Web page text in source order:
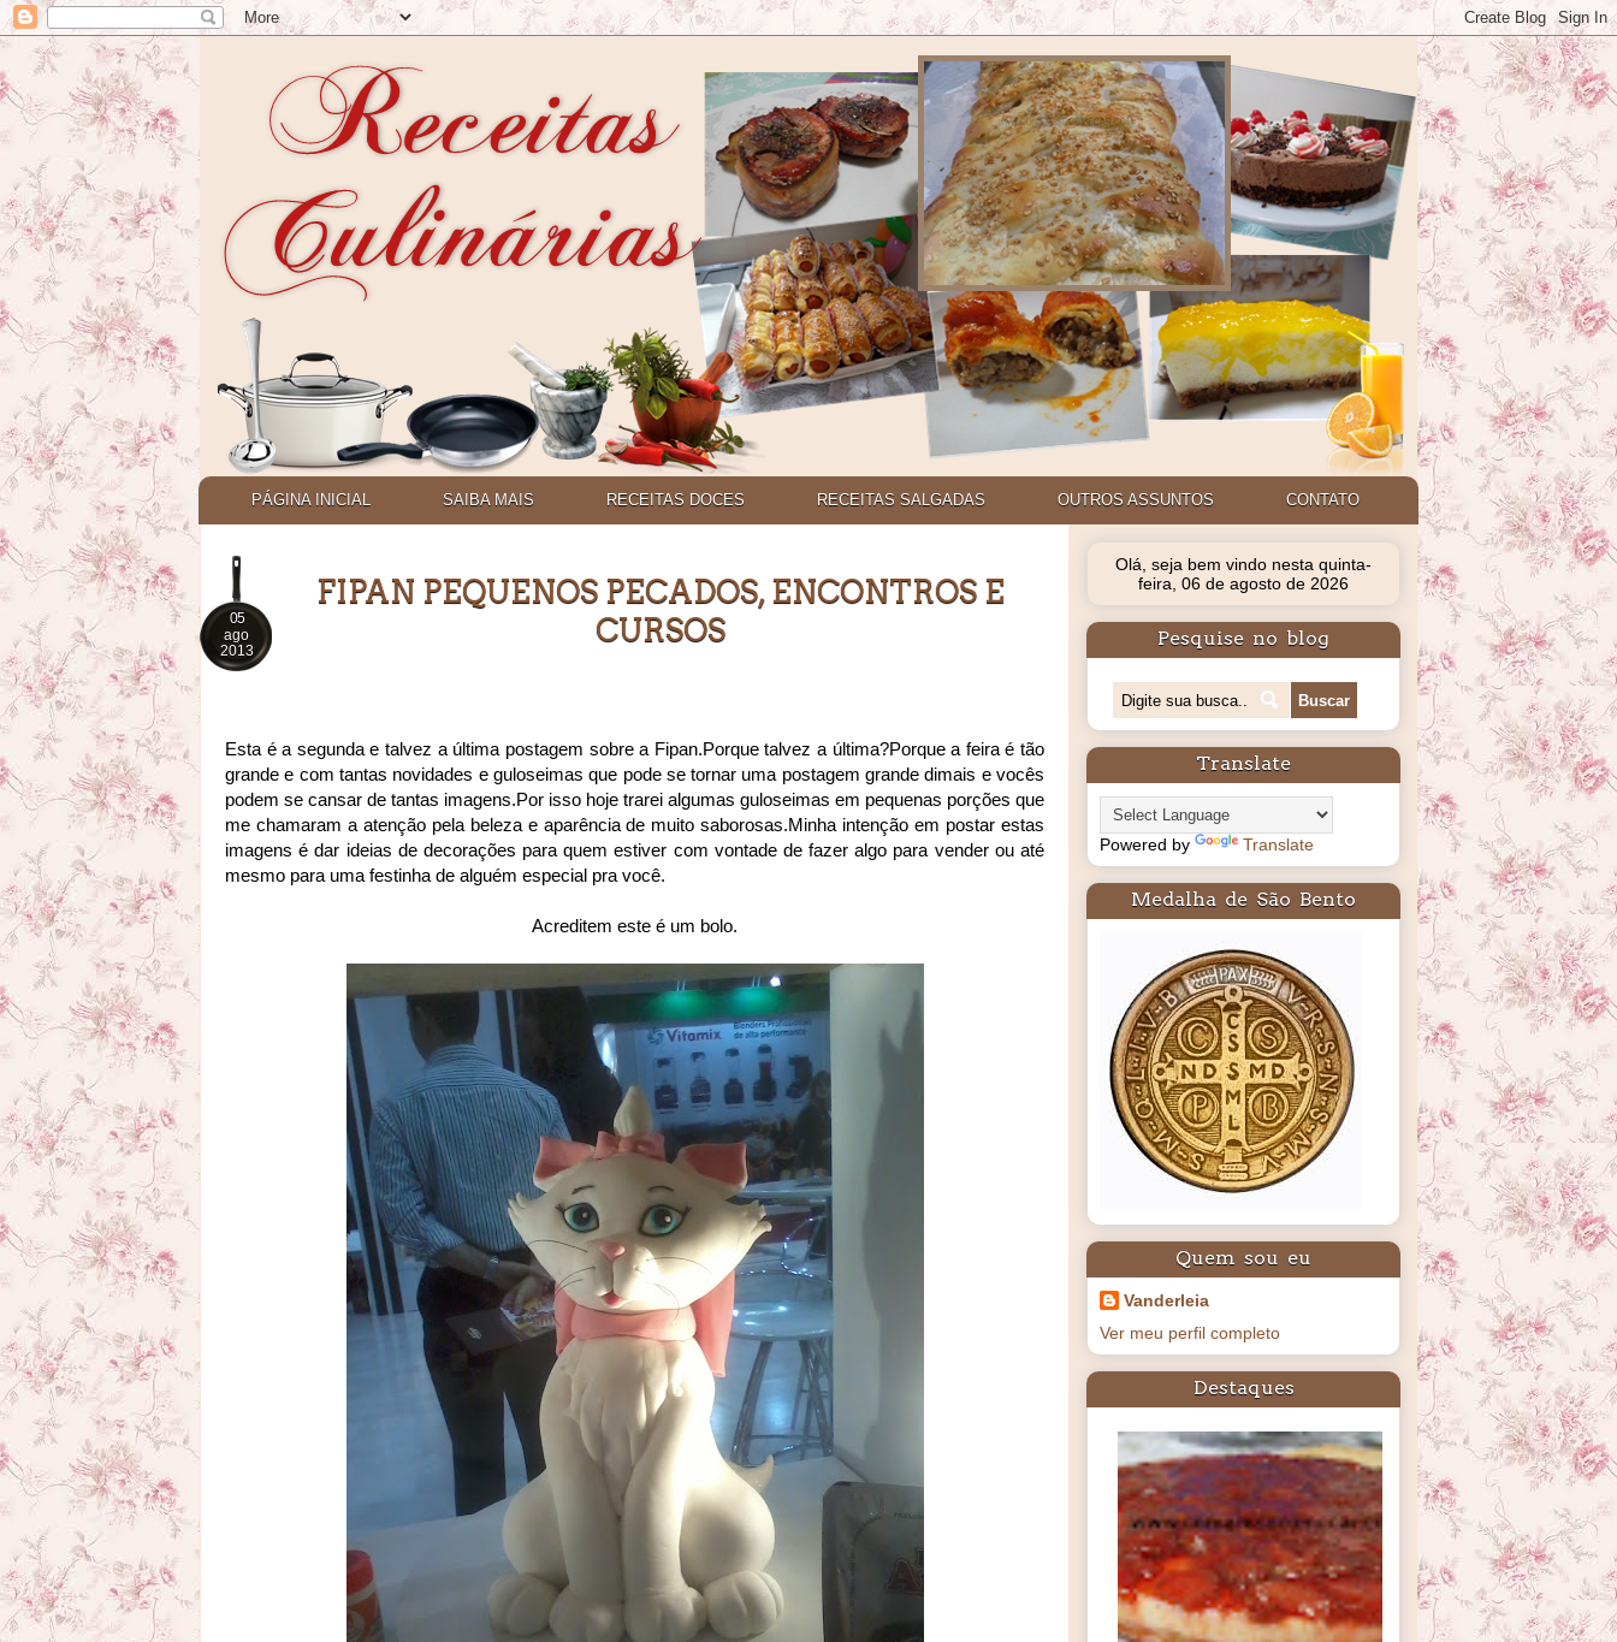
PÁGINA INICIAL SAIBA MAIS RECEITAS DOCES RECEITAS SALGADAS OUTROS ASSUNTOS CONTATO
05
ago
2013
FIPAN PEQUENOS PECADOS, ENCONTROS E
CURSOS
Esta é a segunda e talvez a última postagem sobre a Fipan.Porque talvez a última?Porque a feira é tão
grande e com tantas novidades e guloseimas que pode se tornar uma postagem grande dimais e vocês
podem se cansar de tantas imagens.Por isso hoje trarei algumas guloseimas em pequenas porções que
me chamaram a atenção pela beleza e aparência de muito saborosas.Minha intenção em postar estas
imagens é dar ideias de decorações para quem estiver com vontade de fazer algo para vender ou até
mesmo para uma festinha de alguém especial pra você.
Acreditem este é um bolo.
Olá, seja bem vindo nesta quinta-
feira, 06 de agosto de 2026
Pesquise no blog
Translate
Powered by Translate
Medalha de São Bento
Quem sou eu
Vanderleia
Ver meu perfil completo
Destaques